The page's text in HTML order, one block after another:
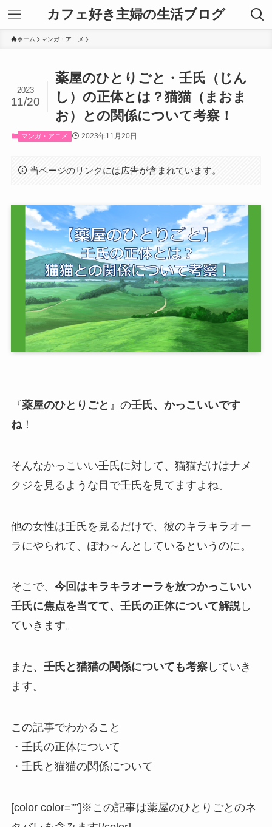
カフェ好き主婦の生活ブログ
ホーム マンガ・アニメ
薬屋のひとりごと・壬氏（じん
し）の正体とは？猫猫（まおま
お）との関係について考察！
2023
11/20
マンガ・アニメ 2023年11月20日
当ページのリンクには広告が含まれています。
『薬屋のひとりごと 』の壬氏、かっこいいです
ね！
そんなかっこいい壬氏に対して、猫猫だけはナメ
クジを見るような目で壬氏を見てますよね。
他の女性は壬氏を見るだけで、彼のキラキラオー
ラにやられて、ぽわ～んとしているというのに。
そこで、 今回はキラキラオーラを放つかっこいい
壬氏に焦点を当てて、壬氏の正体について解説し
ていきます。
また、 壬氏と猫猫の関係についても考察していき
ます。
この記事でわかること
・壬氏の正体について
・壬氏と猫猫の関係について
[color color=””]※この記事は薬屋のひとりごとのネ